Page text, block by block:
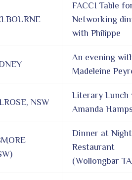
FACCI Table
Networking
with Philippe
An evening
Madeleine
NSW
Literary Lunch
Amanda
Dinner at
Restaurant
(Wollongbar